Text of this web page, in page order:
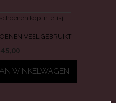
VEEL GEBRUIKT
45,00
WINKELWAGEN